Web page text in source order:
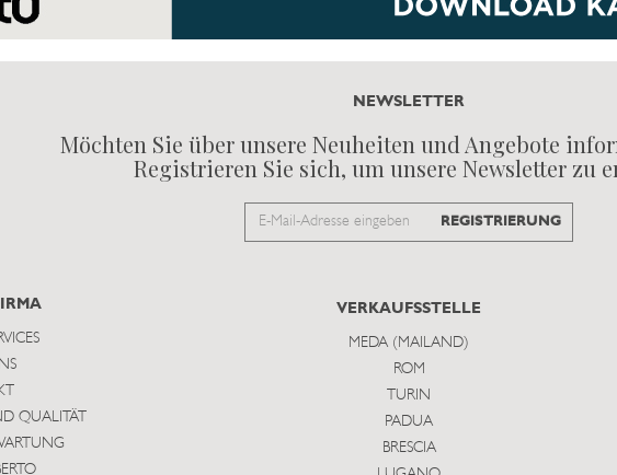
NEWSLETTER
Möchten Sie über unsere Neuheiten und Angebote
Registrieren Sie sich, um unsere Newsletter zu
Email
REGISTRIERUNG
QUALITÄT
VERKAUFSSTELLE
MEDA (MAILAND)
ROM
TURIN
PADUA
BRESCIA